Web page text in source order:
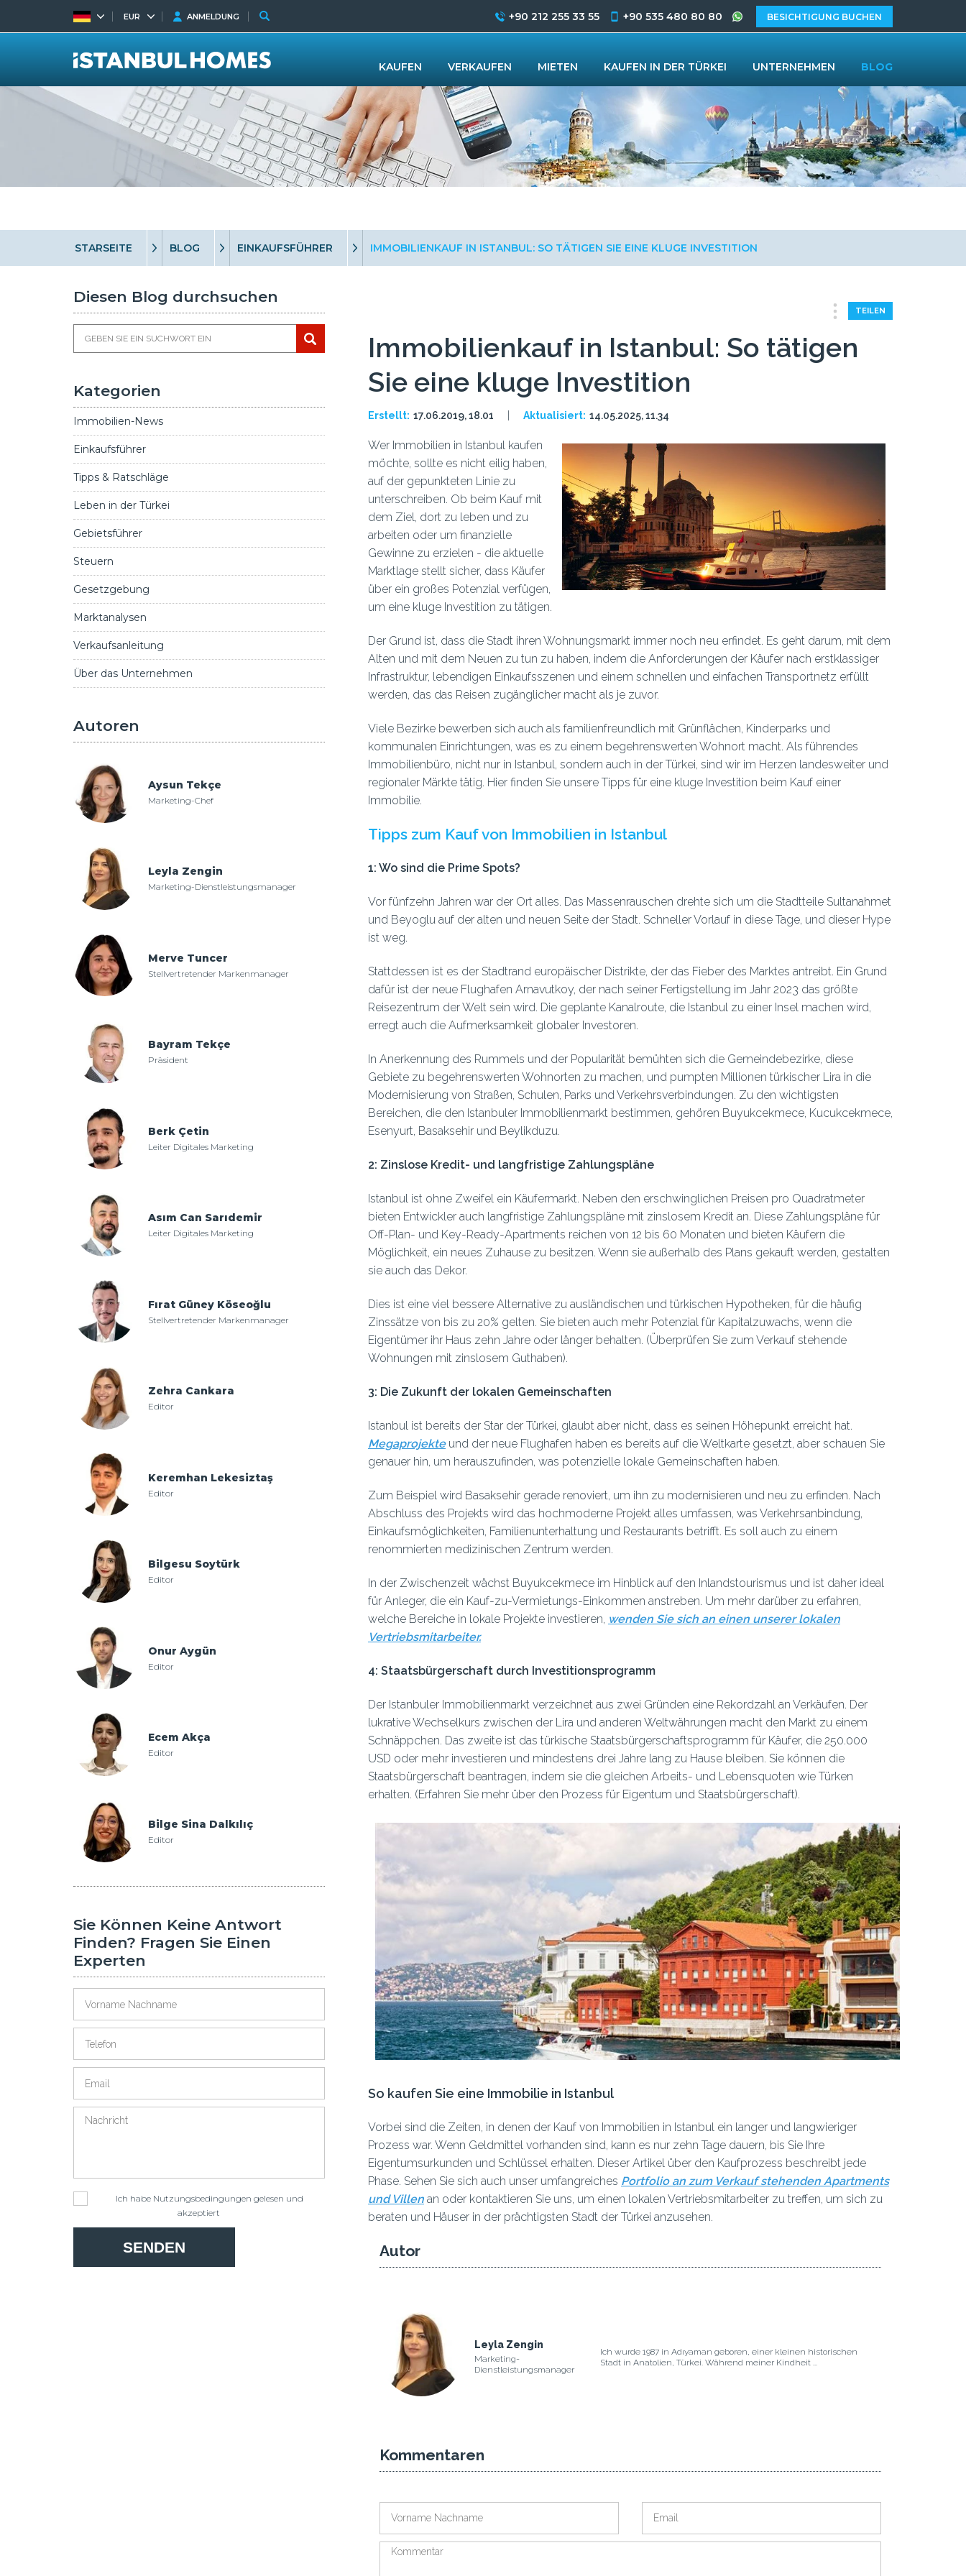
STARSEITE BLOG EINKAUFSFÜHRER IMMOBILIENKAUF IN ISTANBUL: SO TÄTIGEN SIE EINE KLUGE INVESTITION
Diesen Blog durchsuchen
Kategorien
Immobilien-News
Einkaufsführer
Tipps & Ratschläge
Leben in der Türkei
Gebietsführer
Steuern
Gesetzgebung
Marktanalysen
Verkaufsanleitung
Über das Unternehmen
Autoren
Aysun Tekçe
Marketing-Chef
Leyla Zengin
Marketing-Dienstleistungsmanager
Merve Tuncer
Stellvertretender Markenmanager
Bayram Tekçe
Präsident
Berk Çetin
Leiter Digitales Marketing
Asım Can Sarıdemir
Leiter Digitales Marketing
Fırat Güney Köseoğlu
Stellvertretender Markenmanager
Zehra Cankara
Editor
Keremhan Lekesiztaş
Editor
Bilgesu Soytürk
Editor
Onur Aygün
Editor
Ecem Akça
Editor
Bilge Sina Dalkılıç
Editor
Sie Können Keine Antwort
Finden? Fragen Sie Einen
Experten
Ich habe Nutzungsbedingungen gelesen und
akzeptiert
SENDEN
TEILEN
Immobilienkauf in Istanbul: So tätigen
Sie eine kluge Investition
Erstellt: 17.06.2019, 18.01 Aktualisiert: 14.05.2025, 11.34
Wer Immobilien in Istanbul kaufen
möchte, sollte es nicht eilig haben,
auf der gepunkteten Linie zu
unterschreiben. Ob beim Kauf mit
dem Ziel, dort zu leben und zu
arbeiten oder um finanzielle
Gewinne zu erzielen - die aktuelle
Marktlage stellt sicher, dass Käufer
über ein großes Potenzial verfügen,
um eine kluge Investition zu tätigen.
Der Grund ist, dass die Stadt ihren Wohnungsmarkt immer noch neu erfindet. Es geht darum, mit dem
Alten und mit dem Neuen zu tun zu haben, indem die Anforderungen der Käufer nach erstklassiger
Infrastruktur, lebendigen Einkaufsszenen und einem schnellen und einfachen Transportnetz erfüllt
werden, das das Reisen zugänglicher macht als je zuvor.
Viele Bezirke bewerben sich auch als familienfreundlich mit Grünflächen, Kinderparks und
kommunalen Einrichtungen, was es zu einem begehrenswerten Wohnort macht. Als führendes
Immobilienbüro, nicht nur in Istanbul, sondern auch in der Türkei, sind wir im Herzen landesweiter und
regionaler Märkte tätig. Hier finden Sie unsere Tipps für eine kluge Investition beim Kauf einer
Immobilie.
Tipps zum Kauf von Immobilien in Istanbul
1: Wo sind die Prime Spots?
Vor fünfzehn Jahren war der Ort alles. Das Massenrauschen drehte sich um die Stadtteile Sultanahmet
und Beyoglu auf der alten und neuen Seite der Stadt. Schneller Vorlauf in diese Tage, und dieser Hype
ist weg.
Stattdessen ist es der Stadtrand europäischer Distrikte, der das Fieber des Marktes antreibt. Ein Grund
dafür ist der neue Flughafen Arnavutkoy, der nach seiner Fertigstellung im Jahr 2023 das größte
Reisezentrum der Welt sein wird. Die geplante Kanalroute, die Istanbul zu einer Insel machen wird,
erregt auch die Aufmerksamkeit globaler Investoren.
In Anerkennung des Rummels und der Popularität bemühten sich die Gemeindebezirke, diese
Gebiete zu begehrenswerten Wohnorten zu machen, und pumpten Millionen türkischer Lira in die
Modernisierung von Straßen, Schulen, Parks und Verkehrsverbindungen. Zu den wichtigsten
Bereichen, die den Istanbuler Immobilienmarkt bestimmen, gehören Buyukcekmece, Kucukcekmece,
Esenyurt, Basaksehir und Beylikduzu.
2: Zinslose Kredit- und langfristige Zahlungspläne
Istanbul ist ohne Zweifel ein Käufermarkt. Neben den erschwinglichen Preisen pro Quadratmeter
bieten Entwickler auch langfristige Zahlungspläne mit zinslosem Kredit an. Diese Zahlungspläne für
Off-Plan- und Key-Ready-Apartments reichen von 12 bis 60 Monaten und bieten Käufern die
Möglichkeit, ein neues Zuhause zu besitzen. Wenn sie außerhalb des Plans gekauft werden, gestalten
sie auch das Dekor.
Dies ist eine viel bessere Alternative zu ausländischen und türkischen Hypotheken, für die häufig
Zinssätze von bis zu 20% gelten. Sie bieten auch mehr Potenzial für Kapitalzuwachs, wenn die
Eigentümer ihr Haus zehn Jahre oder länger behalten. (Überprüfen Sie zum Verkauf stehende
Wohnungen mit zinslosem Guthaben).
3: Die Zukunft der lokalen Gemeinschaften
Istanbul ist bereits der Star der Türkei, glaubt aber nicht, dass es seinen Höhepunkt erreicht hat.
Megaprojekteund der neue Flughafen haben es bereits auf die Weltkarte gesetzt, aber schauen Sie
genauer hin, um herauszufinden, was potenzielle lokale Gemeinschaften haben.
Zum Beispiel wird Basaksehir gerade renoviert, um ihn zu modernisieren und neu zu erfinden. Nach
Abschluss des Projekts wird das hochmoderne Projekt alles umfassen, was Verkehrsanbindung,
Einkaufsmöglichkeiten, Familienunterhaltung und Restaurants betrifft. Es soll auch zu einem
renommierten medizinischen Zentrum werden.
In der Zwischenzeit wächst Buyukcekmece im Hinblick auf den Inlandstourismus und ist daher ideal
für Anleger, die ein Kauf-zu-Vermietungs-Einkommen anstreben. Um mehr darüber zu erfahren,
welche Bereiche in lokale Projekte investieren, wenden Sie sich an einen unserer lokalen
Vertriebsmitarbeiter.
4: Staatsbürgerschaft durch Investitionsprogramm
Der Istanbuler Immobilienmarkt verzeichnet aus zwei Gründen eine Rekordzahl an Verkäufen. Der
lukrative Wechselkurs zwischen der Lira und anderen Weltwährungen macht den Markt zu einem
Schnäppchen. Das zweite ist das türkische Staatsbürgerschaftsprogramm für Käufer, die 250.000
USD oder mehr investieren und mindestens drei Jahre lang zu Hause bleiben. Sie können die
Staatsbürgerschaft beantragen, indem sie die gleichen Arbeits- und Lebensquoten wie Türken
erhalten. (Erfahren Sie mehr über den Prozess für Eigentum und Staatsbürgerschaft).
So kaufen Sie eine Immobilie in Istanbul
Vorbei sind die Zeiten, in denen der Kauf von Immobilien in Istanbul ein langer und langwieriger
Prozess war. Wenn Geldmittel vorhanden sind, kann es nur zehn Tage dauern, bis Sie Ihre
Eigentumsurkunden und Schlüssel erhalten. Dieser Artikel über den Kaufprozess beschreibt jede
Phase. Sehen Sie sich auch unser umfangreiches Portfolio an zum Verkauf stehenden Apartments
und Villenan oder kontaktieren Sie uns, um einen lokalen Vertriebsmitarbeiter zu treffen, um sich zu
beraten und Häuser in der prächtigsten Stadt der Türkei anzusehen.
Autor
Leyla Zengin
Marketing-
Dienstleistungsmanager
Ich wurde 1987 in Adıyaman geboren, einer kleinen historischen
Stadt in Anatolien, Türkei. Während meiner Kindheit ...
Kommentaren
EUR ANMELDUNG +90 212 255 33 55 +90 535 480 80 80 BESICHTIGUNG BUCHEN
KAUFEN VERKAUFEN MIETEN KAUFEN IN DER TÜRKEI UNTERNEHMEN BLOG